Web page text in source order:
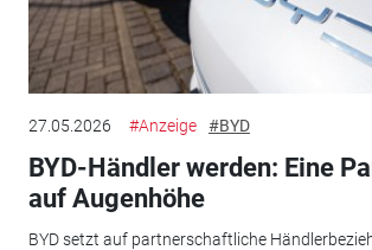
27.05.2026 #Anzeige #BYD
BYD-Händler werden: Eine
auf Augenhöhe
BYD setzt auf partnerschaftliche